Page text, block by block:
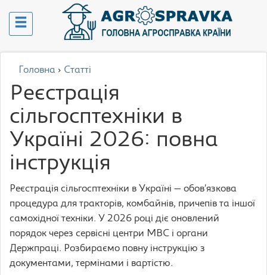
Головна › Статті
Реєстрація
сільгосптехніки в
Україні 2026: повна
інструкція
Реєстрація сільгосптехніки в Україні — обов’язкова
процедура для тракторів, комбайнів, причепів та іншої
самохідної техніки. У 2026 році діє оновлений
порядок через сервісні центри МВС і органи
Держпраці. Розбираємо повну інструкцію з
документами, термінами і вартістю.